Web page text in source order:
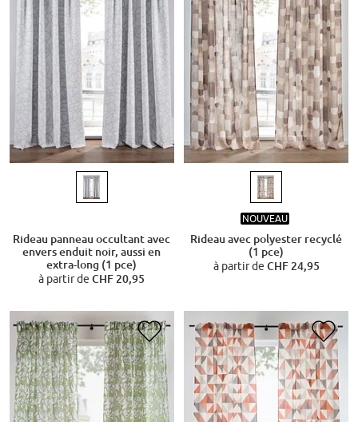
Rideau panneau occultant avec
envers enduit noir, aussi en
extra-long (1 pce)
à partir deCHF 20,95
NOUVEAU
Rideau avec polyester recyclé
(1 pce)
à partir de CHF 24,95